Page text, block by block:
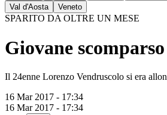
Val d'Aosta
Veneto
SPARITO DA OLTRE UN MESE
Giovane
Il 24enne Lorenzo Vendruscolo si era
16 Mar 2017 - 17:34
16 Mar 2017 - 17:34